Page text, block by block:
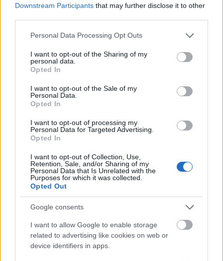
Downstream Participants that may further disclose it to other
Please note that this website/app uses one or more Google
not limited to your visit or usage behaviour. You may click to
grant or deny consent to Google and its third-party tags to
use your data for below specified purposes in below Google
consent section.
Personal Data Processing Opt Outs
I want to opt-out of the Sharing of my
personal data.
Opted In
I want to opt-out of the Sale of my
Personal Data.
Opted In
I want to opt-out of processing my
Personal Data for Targeted Advertising.
Opted In
I want to opt-out of Collection, Use,
Retention, Sale, and/or Sharing of my
Personal Data that Is Unrelated with the
Purposes for which it was collected.
Opted Out
Google consents
I want to allow Google to enable storage
related to advertising like cookies on web or
device identifiers in apps.
καταστροφώνστην Ελλάδα παρουσιάζει
σημαντικές διακυμάνσεις αλλά και αυξητική τάση
σε βάθος χρόνου. Για το 2023, η Ευρωπαϊκή
Περιβαλλοντική Υπηρεσία καταγράφει άμεσες
οικονομικές ζημιές από καιρικά και κλιματικά
συμβάντα, όπως πυρκαγιές, πλημμύρες και
καύσωνες, ύψους 26,8 εκατ. ευρώ, αριθμός που
αφορά μόνο καταγεγραμμένες άμεσες ζημιές και
έμμεσες απώλειες, διακοπές δραστηριότητας και
κοινωνικοοικονομικές επιπτώσεις.
Σε μεγαλύτερη χρονική κλίμακα, τα στοιχεία
δείχνουν ότι η χώρα έχει βιώσει πολύ υψηλότερα
οικονομικά πλήγματα σε συγκεκριμένα έτη
έντονων φαινομένων, με εκτιμήσεις να ανεβάζουν
τις συνολικές απώλειες της περιόδου 2016-2021
σε περίπου 2,03 δισ. ευρώ, ενώ σε επιμέρους
μεγάλα γεγονότα, όπως οι μεγάλες πυρκαγιές του